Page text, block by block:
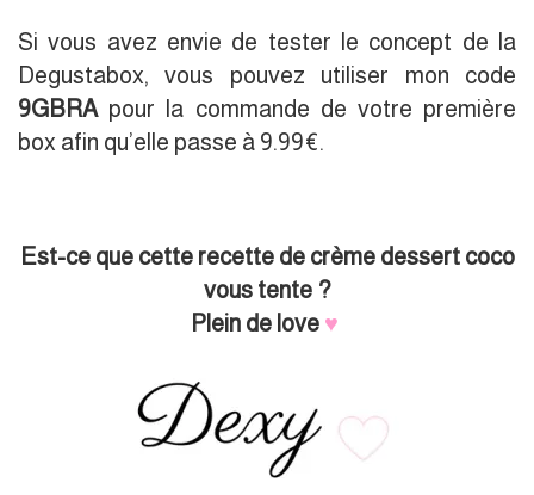
Si vous avez envie de tester le concept de la
Degustabox, vous pouvez utiliser mon code
9GBRA pour la commande de votre première
box afin qu’elle passe à 9.99€.
Est-ce que cette recette de crème dessert coco
vous tente ?
Plein de love ♥︎